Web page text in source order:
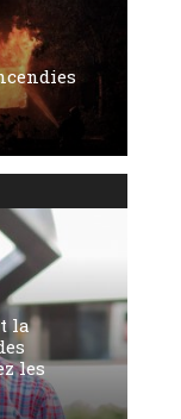
la
les